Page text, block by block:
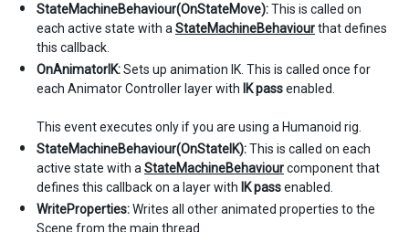
StateMachineBehaviour(OnStateMove):This is called on
each active state with a StateMachineBehaviourthat defines
this callback.
OnAnimatorIK:Sets up animation IK. This is called once for
each Animator Controller layer with IK passenabled.
This event executes only if you are using a Humanoid rig.
StateMachineBehaviour(OnStateIK):This is called on each
active state with a StateMachineBehaviourcomponent that
defines this callback on a layer with IK passenabled.
WriteProperties:Writes all other animated properties to the
Scene from the main thread.